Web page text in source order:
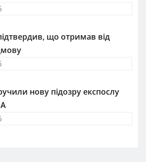
що отримав від
нову підозру експослу